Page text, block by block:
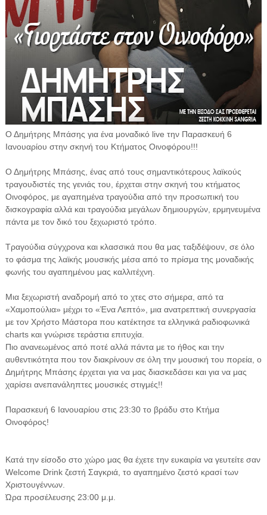
Ο Δημήτρης Μπάσης για ένα μοναδικό live την Παρασκευή 6
Ιανουαρίου στην σκηνή του Κτήματος Οινοφόρου!!!
Ο Δημήτρης Μπάσης, ένας από τους σημαντικότερους λαϊκούς
τραγουδιστές της γενιάς του, έρχεται στην σκηνή του κτήματος
Οινοφόρος, με αγαπημένα τραγούδια από την προσωπική του
δισκογραφία αλλά και τραγούδια μεγάλων δημιουργών, ερμηνευμένα
πάντα με τον δικό του ξεχωριστό τρόπο.
Τραγούδια σύγχρονα και κλασσικά που θα μας ταξιδέψουν, σε όλο
το φάσμα της λαϊκής μουσικής μέσα από το πρίσμα της μοναδικής
φωνής του αγαπημένου μας καλλιτέχνη.
Μια ξεχωριστή αναδρομή από το χτες στο σήμερα, από τα
«Χαμοπούλια» μέχρι το «Ένα Λεπτό», μια ανατρεπτική συνεργασία
με τον Χρήστο Μάστορα που κατέκτησε τα ελληνικά ραδιοφωνικά
charts και γνώρισε τεράστια επιτυχία.
Πιο ανανεωμένος από ποτέ αλλά πάντα με το ήθος και την
αυθεντικότητα που τον διακρίνουν σε όλη την μουσική του πορεία, ο
Δημήτρης Μπάσης έρχεται για να μας διασκεδάσει και για να μας
χαρίσει ανεπανάληπτες μουσικές στιγμές!!
Παρασκευή 6 Ιανουαρίου στις 23:30 το βράδυ στο Κτήμα
Οινοφόρος!
Κατά την είσοδο στο χώρο μας θα έχετε την ευκαιρία να γευτείτε σαν
Welcome Drink ζεστή Σαγκριά, το αγαπημένο ζεστό κρασί των
Χριστουγέννων.
Ώρα προσέλευσης 23:00 μ.μ.